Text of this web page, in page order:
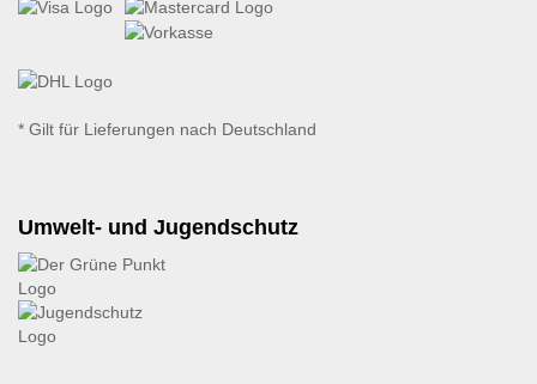
* Gilt für Lieferungen nach Deutschland
Umwelt- und Jugendschutz